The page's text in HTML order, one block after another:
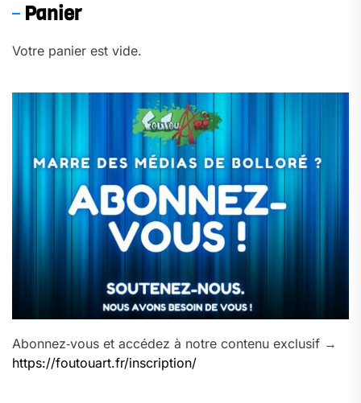
Panier
Votre panier est vide.
Abonnez‑vous et accédez à notre contenu exclusif →
https://foutouart.fr/inscription/